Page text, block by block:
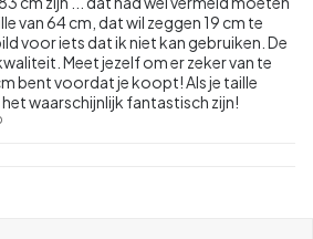
van 64 cm, dat wil zeggen 19 cm te
voor iets dat ik niet kan gebruiken. De
Meet jezelf om er zeker van te
bent voordat je koopt! Als je taille
waarschijnlijk fantastisch zijn!